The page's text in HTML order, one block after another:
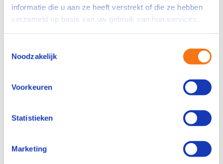
informatie die u aan ze heeft verstrekt of die ze hebben
verzameld op basis van uw gebruik van hun services.
Noodzakelijk
Voorkeuren
Statistieken
Marketing
installaties en zorgt er samen met je collega's
voor dat de productie veilig en efficiënt verloopt.
en kwaliteit centraal staan.